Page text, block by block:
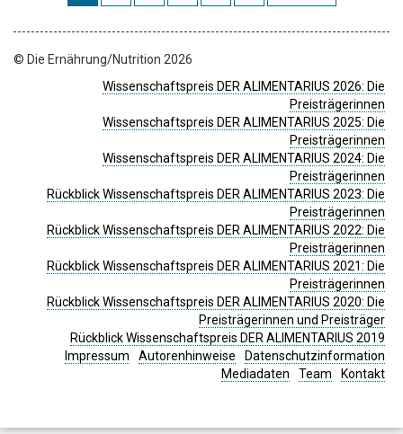
© Die Ernährung/Nutrition 2026
Wissenschaftspreis DER ALIMENTARIUS 2026: Die
Preisträgerinnen
Wissenschaftspreis DER ALIMENTARIUS 2025: Die
Preisträgerinnen
Wissenschaftspreis DER ALIMENTARIUS 2024: Die
Preisträgerinnen
Rückblick Wissenschaftspreis DER ALIMENTARIUS 2023: Die
Preisträgerinnen
Rückblick Wissenschaftspreis DER ALIMENTARIUS 2022: Die
Preisträgerinnen
Rückblick Wissenschaftspreis DER ALIMENTARIUS 2021: Die
Preisträgerinnen
Rückblick Wissenschaftspreis DER ALIMENTARIUS 2020: Die
Preisträgerinnen und Preisträger
Rückblick Wissenschaftspreis DER ALIMENTARIUS 2019
Impressum
Autorenhinweise
Datenschutzinformation
Mediadaten
Team Kontakt